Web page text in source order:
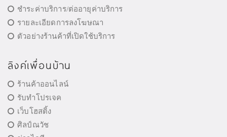
ชำระค่าบริการ/ต่ออายุค่าบริการ
รายละเอียดการลงโฆษณา
ตัวอย่างร้านค้าที่เปิดใช้บริการ
ลิงค์เพื่อนบ้าน
ร้านค้าออนไลน์
รับทำโปรเจค
เว็บโฮสติ้ง
ศิลป์ณวัช